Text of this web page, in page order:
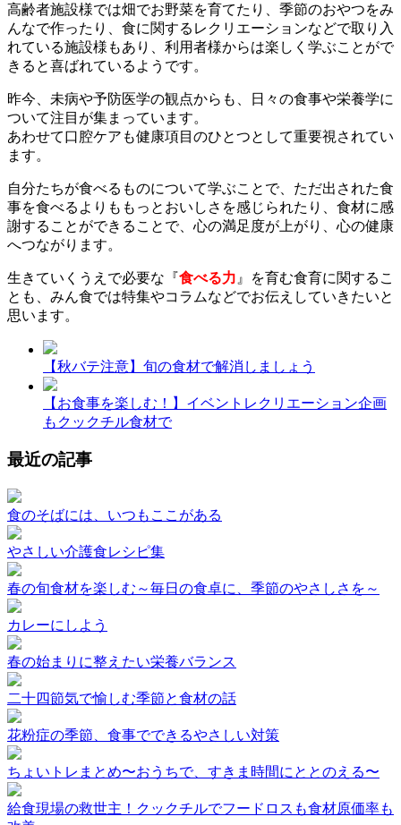
高齢者施設様では畑でお野菜を育てたり、季節のおやつをみ
んなで作ったり、食に関するレクリエーションなどで取り入
れている施設様もあり、利用者様からは楽しく学ぶことがで
きると喜ばれているようです。
昨今、未病や予防医学の観点からも、日々の食事や栄養学に
ついて注目が集まっています。
あわせて口腔ケアも健康項目のひとつとして重要視されてい
ます。
自分たちが食べるものについて学ぶことで、ただ出された食
事を食べるよりももっとおいしさを感じられたり、食材に感
謝することができることで、心の満足度が上がり、心の健康
へつながります。
生きていくうえで必要な『食べる力 』を育む食育に関するこ
とも、みん食では特集やコラムなどでお伝えしていきたいと
思います。
【秋バテ注意】旬の食材で解消しましょう
【お食事を楽しむ！】イベントレクリエーション企画
もクックチル食材で
最近の記事
食のそばには、いつもここがある
やさしい介護食レシピ集
春の旬食材を楽しむ～毎日の食卓に、季節のやさしさを～
カレーにしよう
春の始まりに整えたい栄養バランス
二十四節気で愉しむ季節と食材の話
花粉症の季節、食事でできるやさしい対策
ちょいトレまとめ〜おうちで、すきま時間にととのえる〜
給食現場の救世主！クックチルでフードロスも食材原価率も